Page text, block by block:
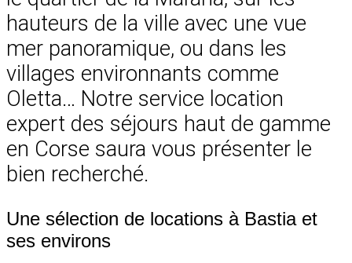
hauteurs de la ville avec une vue
mer panoramique, ou dans les
villages environnants comme
Oletta… Notre service location
expert des séjours haut de gamme
en Corse saura vous présenter le
bien recherché.
Une sélection de locations à Bastia et
ses environs